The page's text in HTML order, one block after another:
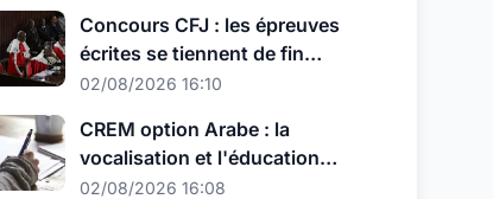
Concours CFJ : les épreuves
écrites se tiennent de fin
septembre à début octobre
02/08/2026 16:10
CREM option Arabe : la
vocalisation et l'éducation
religieuse au programme de la
02/08/2026 16:08